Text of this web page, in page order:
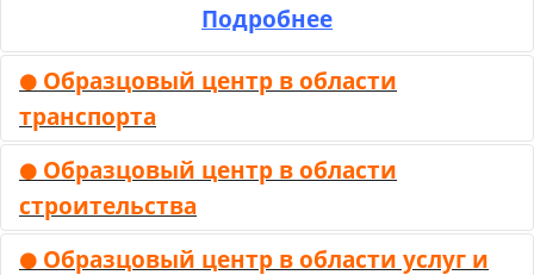
Подробнее
⚫ Образцовый центр в области
транспорта
⚫ Образцовый центр в области
строительства
⚫ Образцовый центр в области услуг и